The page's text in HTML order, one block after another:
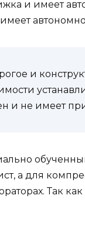
и имеет
и
и не имеет
а для
Так